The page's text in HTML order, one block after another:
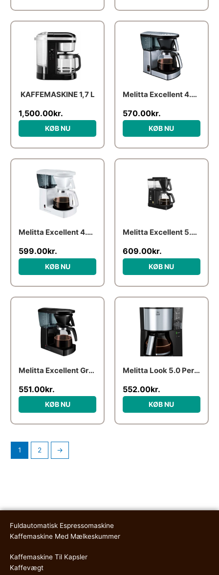
KAFFEMASKINE 1,7 L
1,500.00kr.
KØB NU
Melitta Excellent 4.0 – Steel
570.00kr.
KØB NU
Melitta Excellent 4.0 – White
599.00kr.
KØB NU
Melitta Excellent 5.0 – Black
609.00kr.
KØB NU
Melitta Excellent Grande – Black
551.00kr.
KØB NU
Melitta Look 5.0 Perfection Black
552.00kr.
KØB NU
1 2 →
Fuldautomatisk Espressomaskine
Kaffemaskine Med Mælkeskummer
Kaffemaskine Til Kapsler
Kaffevægt